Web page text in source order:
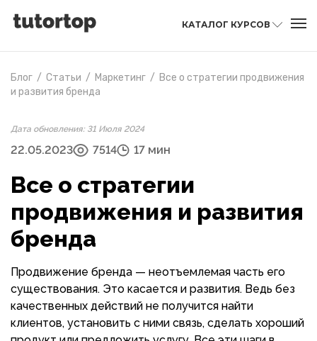
КАТАЛОГ КУРСОВ
Блог / Статьи / Маркетинг / Все о стратегии продвижения
и развития бренда
Дата обновления: 31 Июля 2024
22.05.2023 7514 17 мин
Все о стратегии
продвижения и развития
бренда
Продвижение бренда — неотъемлемая часть его
существования. Это касается и развития. Ведь без
качественных действий не получится найти
клиентов, установить с ними связь, сделать хороший